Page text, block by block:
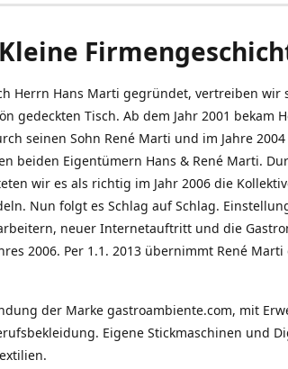
Kleine
Herrn Hans Marti gegründet, vertreiben wir
gedeckten Tisch. Ab dem Jahr 2001 bekam
seinen Sohn René Marti und im Jahre
beiden Eigentümern Hans & René Marti.
wir es als richtig im Jahr 2006 die
Nun folgt es Schlag auf Schlag.
neuer Internetauftritt und die
2006. Per 1.1. 2013 übernimmt René
der Marke gastroambiente.com, mit
Eigene Stickmaschinen und